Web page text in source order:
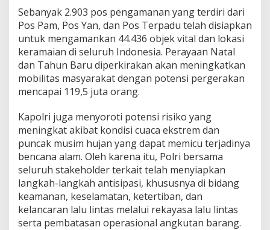
a
h
a
2
0
2
5
Sebanyak 2.903 pos pengamanan yang terdiri dari
Pos Pam, Pos Yan, dan Pos Terpadu telah disiapkan
untuk mengamankan 44.436 objek vital dan lokasi
keramaian di seluruh Indonesia. Perayaan Natal
dan Tahun Baru diperkirakan akan meningkatkan
mobilitas masyarakat dengan potensi pergerakan
mencapai 119,5 juta orang.
Kapolri juga menyoroti potensi risiko yang
meningkat akibat kondisi cuaca ekstrem dan
puncak musim hujan yang dapat memicu terjadinya
bencana alam. Oleh karena itu, Polri bersama
seluruh stakeholder terkait telah menyiapkan
langkah-langkah antisipasi, khususnya di bidang
keamanan, keselamatan, ketertiban, dan
kelancaran lalu lintas melalui rekayasa lalu lintas
serta pembatasan operasional angkutan barang.